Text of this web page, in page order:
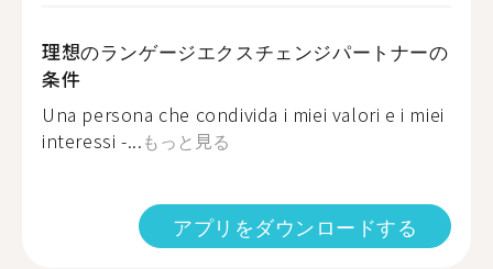
理想のランゲージエクスチェンジパートナーの
条件
Una persona che condivida i miei valori e i miei
interessi -...もっと見る
アプリをダウンロードする